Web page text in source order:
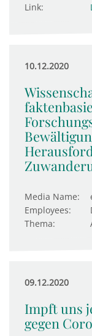
Link:
10.12.2020
Media Name:
Employees:
Thema:
09.12.2020
Impft uns
gegen